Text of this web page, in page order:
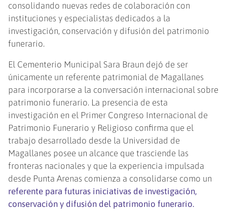
consolidando nuevas redes de colaboración con
instituciones y especialistas dedicados a la
investigación, conservación y difusión del patrimonio
funerario.
El Cementerio Municipal Sara Braun dejó de ser
únicamente un referente patrimonial de Magallanes
para incorporarse a la conversación internacional sobre
patrimonio funerario. La presencia de esta
investigación en el Primer Congreso Internacional de
Patrimonio Funerario y Religioso confirma que el
trabajo desarrollado desde la Universidad de
Magallanes posee un alcance que trasciende las
fronteras nacionales y que la experiencia impulsada
desde Punta Arenas comienza a consolidarse como un
referente para futuras iniciativas de investigación,
conservación y difusión del patrimonio funerario.